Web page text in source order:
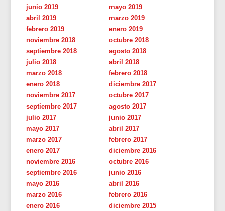
junio 2019
mayo 2019
abril 2019
marzo 2019
febrero 2019
enero 2019
noviembre 2018
octubre 2018
septiembre 2018
agosto 2018
julio 2018
abril 2018
marzo 2018
febrero 2018
enero 2018
diciembre 2017
noviembre 2017
octubre 2017
septiembre 2017
agosto 2017
julio 2017
junio 2017
mayo 2017
abril 2017
marzo 2017
febrero 2017
enero 2017
diciembre 2016
noviembre 2016
octubre 2016
septiembre 2016
junio 2016
mayo 2016
abril 2016
marzo 2016
febrero 2016
enero 2016
diciembre 2015